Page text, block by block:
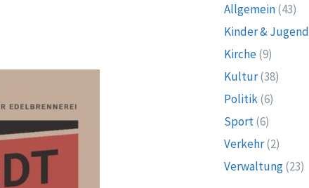
Allgemein(43)
Kinder & Jugend
Kirche(9)
Kultur(38)
Politik(6)
Sport(6)
Verkehr(2)
Verwaltung(23)